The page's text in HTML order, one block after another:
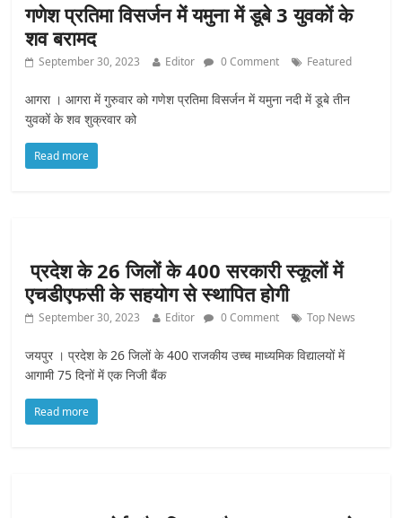
गणेश प्रतिमा विसर्जन में यमुना में डूबे 3 युवकों के
शव बरामद
September 30, 2023 Editor 0 Comment Featured
आगरा । आगरा में गुरुवार को गणेश प्रतिमा विसर्जन में यमुना नदी में डूबे तीन
युवकों के शव शुक्रवार को
Read more
प्रदेश के 26 जिलों के 400 सरकारी स्कूलों में
एचडीएफसी के सहयोग से स्थापित होगी
September 30, 2023 Editor 0 Comment Top News
जयपुर । प्रदेश के 26 जिलों के 400 राजकीय उच्च माध्यमिक विद्यालयों में
आगामी 75 दिनों में एक निजी बैंक
Read more